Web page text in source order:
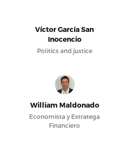
Víctor García San
Inocencio
Politics and justice
William Maldonado
Economista y Estratega
Financiero